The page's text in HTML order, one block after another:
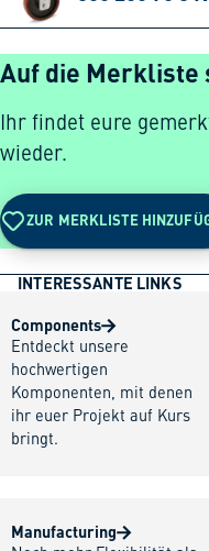
Auf die Merkliste
Ihr findet eure
wieder.
ZUR MERKLISTE
INTERESSANTE LINKS
Components
Entdeckt unsere
hochwertigen
Komponenten, mit denen
ihr euer Projekt auf Kurs
bringt.
Manufacturing